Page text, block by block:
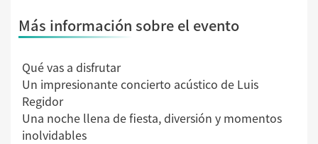
Más información sobre el evento
Qué vas a disfrutar
Un impresionante concierto acústico de Luis
Regidor
Una noche llena de fiesta, diversión y momentos
inolvidables